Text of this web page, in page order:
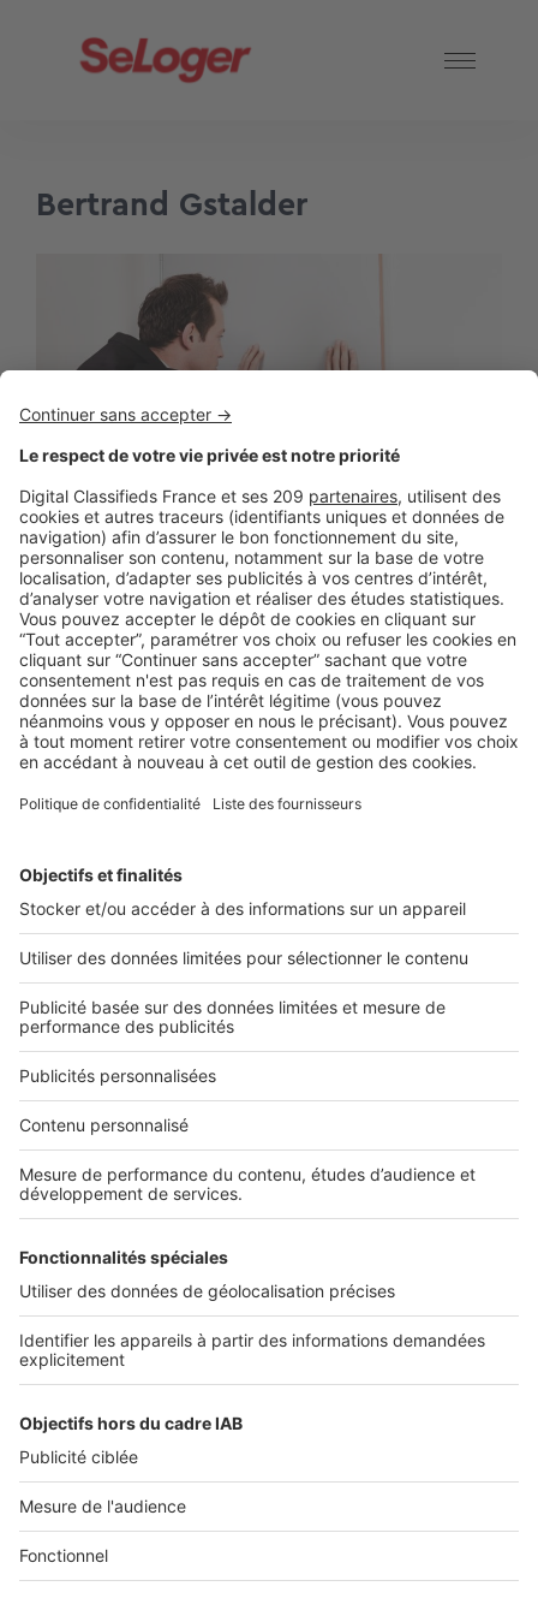
Bertrand Gstalder
LA LÉGISLATION,LE MARCHÉ
Visite d’un bien à louer : que faire si le
locataire refuse ?
Vous vous heurtez à un locataire récalcitrant qui refuse les
visites dans un bien dont vous avez ...
2 rue des Italiens 75009 Paris
01 53 38 80 00
Nos solutions pro
Actualités pro
Nous contacter
Connexion à My SeLoger Pro
Espace Presse